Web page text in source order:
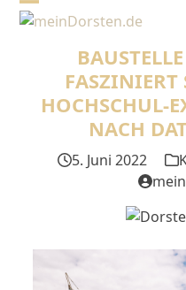
SkipOpen
mobile
menu
Close
mobile
menuFASZINIERT
HOCHSCHUL-
NACH
5. Juni 2022